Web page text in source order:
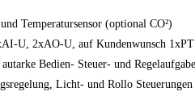
Temperatursensor (optional CO²)
U, 2xAO-U, auf Kundenwunsch
Bedien- Steuer- und
Licht- und Rollo Steuerungen